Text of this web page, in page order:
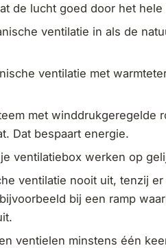
de lucht goed door het
ventilatie in als de
ventilatie met
met winddrukgeregelde
Dat bespaart energie.
ventilatiebox werken op
ventilatie nooit uit, tenzij
bij een ramp
ventielen minstens één